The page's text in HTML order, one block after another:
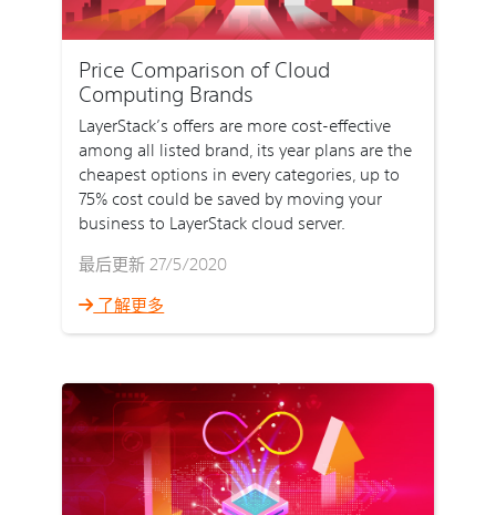
Price Comparison of Cloud
Computing Brands
LayerStack’s offers are more cost-effective
among all listed brand, its year plans are the
cheapest options in every categories, up to
75% cost could be saved by moving your
business to LayerStack cloud server.
最后更新 27/5/2020
了解更多